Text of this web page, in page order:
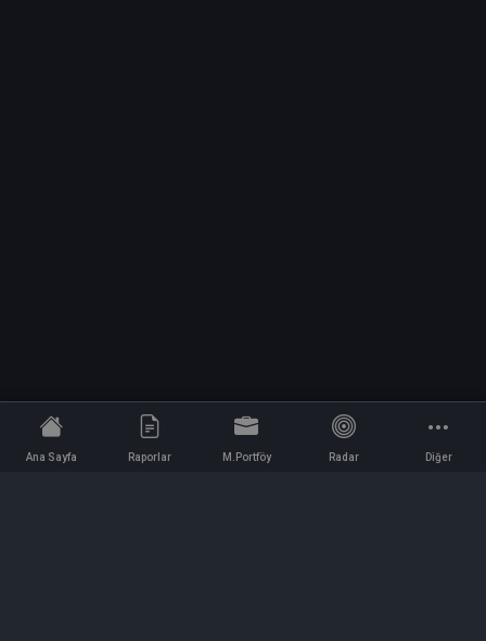
Ana Sayfa Raporlar M.Portföy Radar Diğer